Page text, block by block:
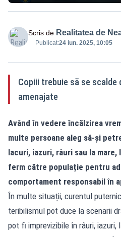
Scris de Realitatea de
Publicat:24 iun. 2025, 10:05
Copiii trebuie să se scalde
amenajate
Având în vedere încălzirea
multe persoane aleg să-și
lacuri, iazuri, râuri sau la mare,
ferm către populație pentru
comportament responsabil în
În multe situații, curentul
teribilismul pot duce la scenarii
pot fi imprevizibile în râuri, iazuri,